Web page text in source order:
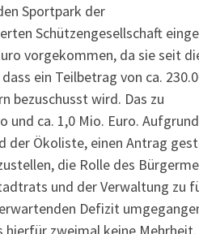
Sportpark der
Schützengesellschaft
vorgekommen, da sie seit
ein Teilbetrag von ca.
bezuschusst wird. Das zu
ca. 1,0 Mio. Euro. Aufgrund
der Ökoliste, einen Antrag
die Rolle des
und der Verwaltung zu
Defizit
zweimal keine Mehrheit,